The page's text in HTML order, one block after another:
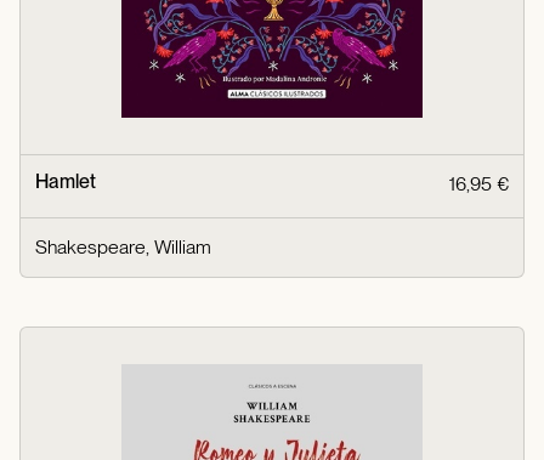
Hamlet 16,95 €
Shakespeare, William